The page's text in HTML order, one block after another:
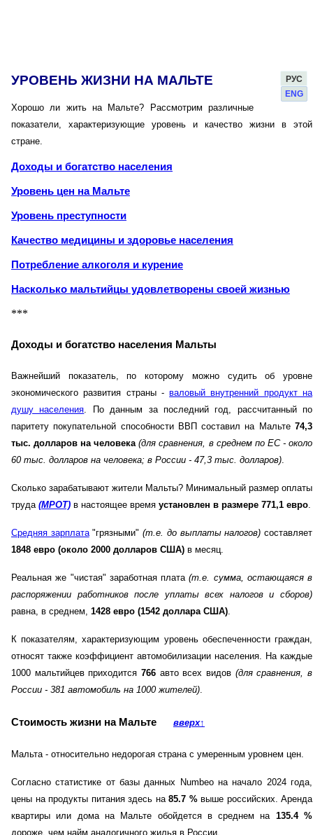
РУС
ENG
УРОВЕНЬ ЖИЗНИ НА МАЛЬТЕ
Хорошо ли жить на Мальте? Рассмотрим различные
показатели, характеризующие уровень и качество жизни в этой
стране.
Доходы и богатство населения
Уровень цен на Мальте
Уровень преступности
Качество медицины и здоровье населения
Потребление алкоголя и курение
Насколько мальтийцы удовлетворены своей жизнью
***
Доходы и богатство населения Мальты
Важнейший показатель, по которому можно судить об уровне
экономического развития страны -валовый внутренний продукт на
душу населения. По данным за последний год, рассчитанный по
паритету покупательной способности ВВП составил на Мальте 74,3
тыс. долларов на человека (для сравнения, в среднем по ЕС - около
60 тыс. долларов на человека; в России - 47,3 тыс. долларов).
Сколько зарабатывают жители Мальты? Минимальный размер оплаты
труда (МРОТ) в настоящее время установлен в размере 771,1 евро.
Средняя зарплата"грязными"(т.е. до выплаты налогов) составляет
1848 евро (около 2000 долларов США) в месяц.
Реальная же "чистая" заработная плата(т.е. сумма, остающаяся в
распоряжении работников после уплаты всех налогов и сборов)
равна, в среднем, 1428 евро (1542 доллара США).
К показателям, характеризующим уровень обеспеченности граждан,
относят также коэффициент автомобилизации населения. На каждые
1000 мальтийцев приходится 766 авто всех видов (для сравнения, в
России - 381 автомобиль на 1000 жителей).
Стоимость жизни на Мальте вверх↑
Мальта - относительно недорогая страна с умеренным уровнем цен.
Согласно статистике от базы данных Numbeo на начало 2024 года,
цены на продукты питания здесь на 85.7 %выше российских. Аренда
квартиры или дома на Мальте обойдется в среднем на 135.4%
дороже, чем найм аналогичного жилья в России.